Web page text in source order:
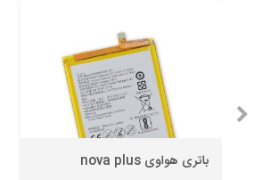
باتری هواوی nova plus